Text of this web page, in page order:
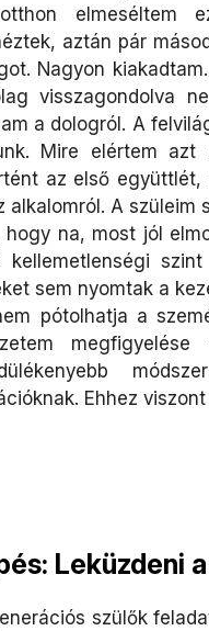
elmeséltem
aztán pár
Nagyon
visszagondolva
a dologról. A
Mire elértem
az első
alkalomról. A szüleim
hogy na, most jól
kellemetlenségi
sem nyomtak a
pótolhatja a
Ehhez
Leküzdeni
szülők